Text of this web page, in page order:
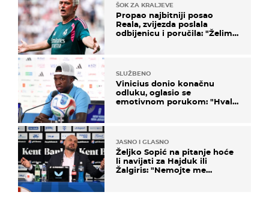
ŠOK ZA KRALJEVE
Propao najbitniji posao
Reala, zvijezda poslala
odbijenicu i poručila: "Želim
SLUŽBENO
Vinicius donio konačnu
odluku, oglasio se
emotivnom porukom: "Hvala
JASNO I GLASNO
Željko Sopić na pitanje hoće
li navijati za Hajduk ili
Žalgiris: "Nemojte me